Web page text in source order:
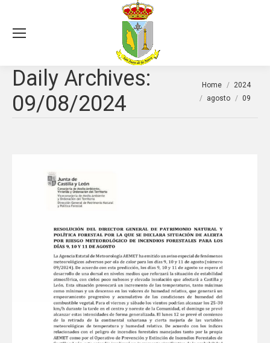
Daily Archives:
09/08/2024
You are here:
Home
2024
agosto
09